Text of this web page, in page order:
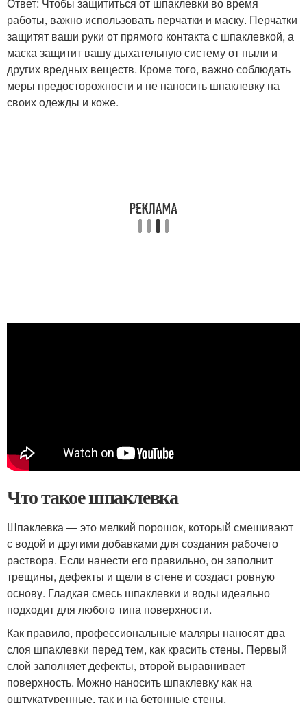
работы, важно использовать перчатки и маску. Перчатки
защитят ваши руки от прямого контакта с шпаклевкой, а
маска защитит вашу дыхательную систему от пыли и
других вредных веществ. Кроме того, важно соблюдать
меры предосторожности и не наносить шпаклевку на
своих одежды и коже.
Что такое шпаклевка
Шпаклевка — это мелкий порошок, который смешивают
с водой и другими добавками для создания рабочего
раствора. Если нанести его правильно, он заполнит
трещины, дефекты и щели в стене и создаст ровную
основу. Гладкая смесь шпаклевки и воды идеально
подходит для любого типа поверхности.
Как правило, профессиональные маляры наносят два
слоя шпаклевки перед тем, как красить стены. Первый
слой заполняет дефекты, второй выравнивает
поверхность. Можно наносить шпаклевку как на
оштукатуренные, так и на бетонные стены.